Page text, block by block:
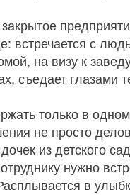
встречается с
на визу к
съедает глазами
только в
не просто
из детского
нужно
в